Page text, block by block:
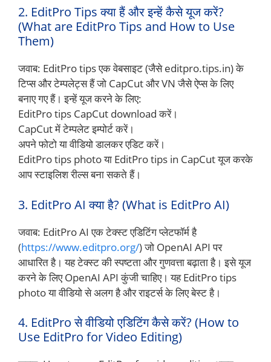
2. EditPro Tips क्या हैं और इन्हें कैसे यूज करें?
(What are EditPro Tips and How to Use
Them)
जवाब: EditPro tips एक वेबसाइट (जैसे editpro.tips.in) के
टिप्स और टेम्पलेट्स हैं जो CapCut और VN जैसे ऐप्स के लिए
बनाए गए हैं। इन्हें यूज करने के लिए:
EditPro tips CapCut download करें।
CapCut में टेम्पलेट इम्पोर्ट करें।
अपने फोटो या वीडियो डालकर एडिट करें।
EditPro tips photo या EditPro tips in CapCut यूज करके
आप स्टाइलिश रील्स बना सकते हैं।
3. EditPro AI क्या है? (What is EditPro AI)
जवाब: EditPro AI एक टेक्स्ट एडिटिंग प्लेटफॉर्म है
(https://www.editpro.org/) जो OpenAI API पर
आधारित है। यह टेक्स्ट की स्पष्टता और गुणवत्ता बढ़ाता है। इसे यूज
करने के लिए OpenAI API कुंजी चाहिए। यह EditPro tips
photo या वीडियो से अलग है और राइटर्स के लिए बेस्ट है।
4. EditPro से वीडियो एडिटिंग कैसे करें? (How to
Use EditPro for Video Editing)